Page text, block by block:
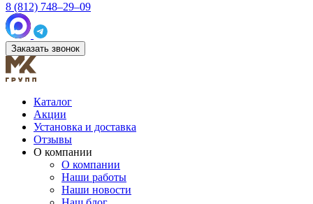
8 (812) 748–29–09
Заказать звонок
Каталог
Акции
Установка и доставка
Отзывы
О компании
О компании
Наши работы
Наши новости